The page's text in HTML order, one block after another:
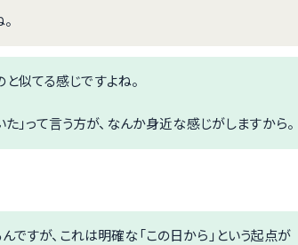
似てる感じですよね。
」って言う方が、なんか身近な感じがしますから。
ですが、これは明確な「この日から」という起点が